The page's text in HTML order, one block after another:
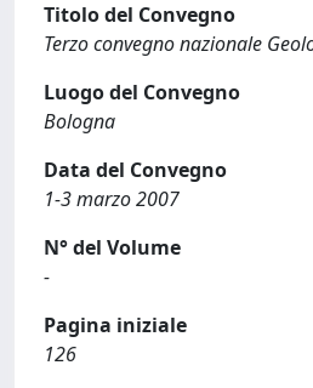
Titolo del Convegno
Terzo convegno nazionale
Luogo del Convegno
Bologna
Data del Convegno
1-3 marzo 2007
N° del Volume
-
Pagina iniziale
126